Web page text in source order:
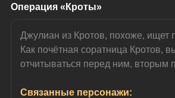
Операция «Кроты»
Джулиан из Кротов, похоже, ищет
Как почётная соратница Кротов,
отчитываться перед ним, вторым
Связанные персонажи: